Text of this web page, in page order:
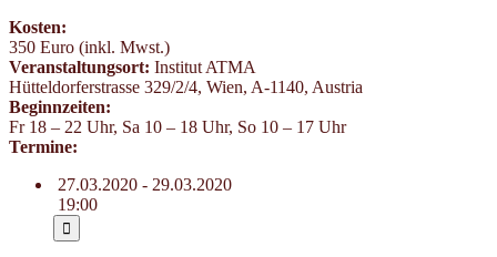
Kosten:
350 Euro (inkl. Mwst.)
Veranstaltungsort: Institut ATMA
Hütteldorferstrasse 329/2/4, Wien, A-1140, Austria
Beginnzeiten:
Fr 18 – 22 Uhr, Sa 10 – 18 Uhr, So 10 – 17 Uhr
Termine:
27.03.2020 - 29.03.2020
19:00